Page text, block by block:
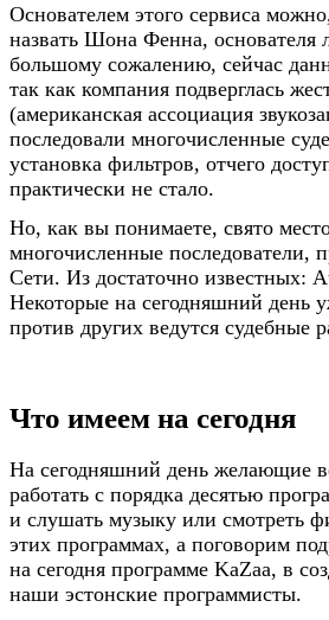
Основателем этого сервиса
назвать Шона Фенна, основателя
большому сожалению, сейчас
так как компания подверглась
(американская ассоциация
последовали многочисленные
установка фильтров, отчего
практически не стало.
Но, как вы понимаете, свято
многочисленные последователи,
Сети. Из достаточно известных:
Некоторые на сегодняшний день
против других ведутся судебные
Что имеем на сегодня
На сегодняшний день желающие
работать с порядка десятью
и слушать музыку или смотреть
этих программах, а поговорим
на сегодня программе KaZaa, в
наши эстонские программисты.